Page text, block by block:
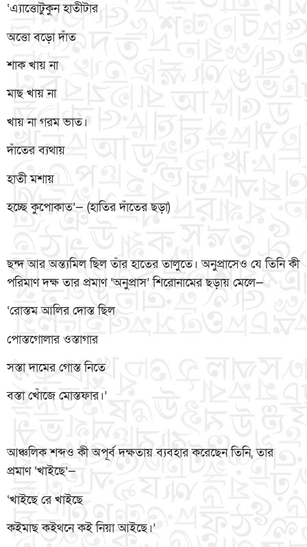
‘এ্যাত্তোটুকুন হাতীটার
অত্তো বড়ো দাঁত
শাক খায় না
মাছ খায় না
খায় না গরম ভাত।
দাঁতের ব্যথায়
হাতী মশায়
হচ্ছে কুপোকাত’— (হাতির দাঁতের ছড়া)
ছন্দ আর অন্ত্যমিল ছিল তাঁর হাতের তালুতে। অনুপ্রাসেও যে তিনি কী
পরিমাণ দক্ষ তার প্রমাণ ‘অনুপ্রাস’ শিরোনামের ছড়ায় মেলে—
‘রোস্তম আলির দোস্ত ছিল
পোস্তগোলার ওস্তাগার
সস্তা দামের গোস্ত নিতে
বস্তা খোঁজে মোস্তফার।’
আঞ্চলিক শব্দও কী অপূর্ব দক্ষতায় ব্যবহার করেছেন তিনি, তার
প্রমাণ ‘খাইছে’—
‘খাইছে রে খাইছে
কইমাছ কইথনে কই নিয়া আইছে।’